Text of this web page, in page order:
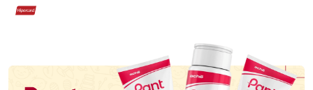
Hipercard
Promoção em Destaque